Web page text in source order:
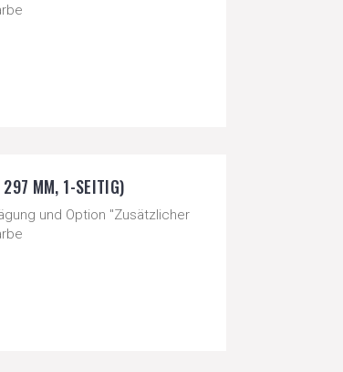
MM, 1-SEITIG)
und Option "Zusätzlicher